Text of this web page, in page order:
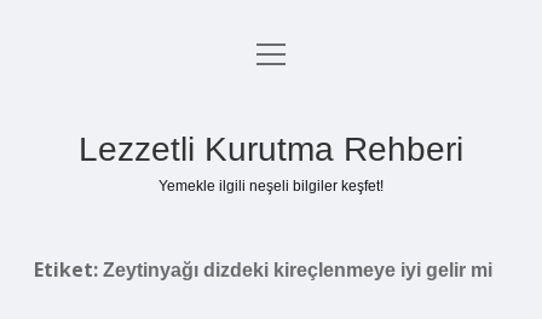
Anasayfa
menüyü
Lezzetli Kurutma Rehberi
Yemekle ilgili neşeli bilgiler keşfet!
Etiket: Zeytinyağı dizdeki kireçlenmeye iyi gelir mi